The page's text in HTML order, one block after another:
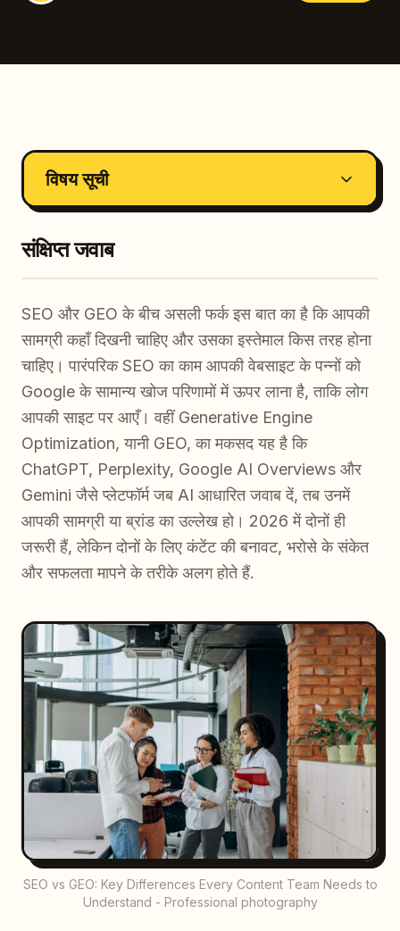
विषय सूची
संक्षिप्त जवाब
SEO और GEO के बीच असली फर्क इस बात का है कि आपकी
सामग्री कहाँ दिखनी चाहिए और उसका इस्तेमाल किस तरह होना
चाहिए। पारंपरिक SEO का काम आपकी वेबसाइट के पन्नों को
Google के सामान्य खोज परिणामों में ऊपर लाना है, ताकि लोग
आपकी साइट पर आएँ। वहीं Generative Engine
Optimization, यानी GEO, का मकसद यह है कि
ChatGPT, Perplexity, Google AI Overviews और
Gemini जैसे प्लेटफॉर्म जब AI आधारित जवाब दें, तब उनमें
आपकी सामग्री या ब्रांड का उल्लेख हो। 2026 में दोनों ही
जरूरी हैं, लेकिन दोनों के लिए कंटेंट की बनावट, भरोसे के संकेत
और सफलता मापने के तरीके अलग होते हैं.
SEO vs GEO: Key Differences Every Content Team Needs to
Understand - Professional photography